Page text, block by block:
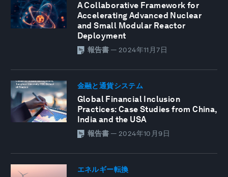
A Collaborative Framework for
Accelerating Advanced Nuclear
and Small Modular Reactor
Deployment
報告書 — 2024年11月7日
金融と通貨システム
Global Financial Inclusion
Practices: Case Studies from China,
India and the USA
報告書 — 2024年10月9日
エネルギー転換